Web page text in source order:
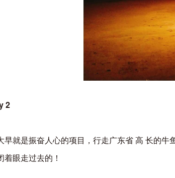
2
早就是振奋人心的项目，行走广东省 高 长的
着眼走过去的！